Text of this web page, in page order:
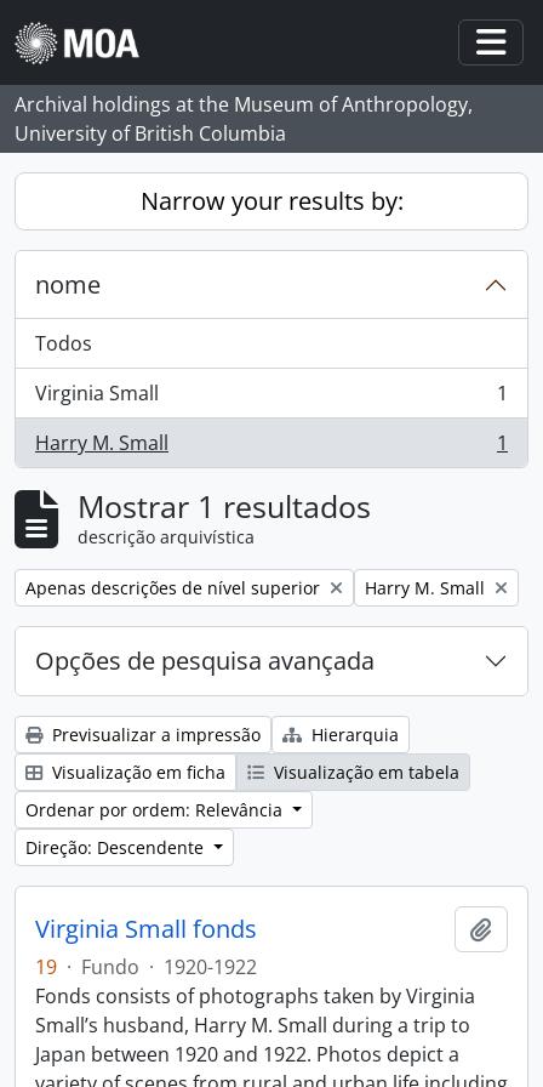
Skip to main content
Archival holdings at the Museum of Anthropology,
University of British Columbia
Narrow your results by:
nome
Todos
Virginia Small
, 1 resultados
1
Harry M. Small
, 1 resultados 1
Mostrar 1 resultados
descrição arquivística
Remove filter:
Apenas descrições de nível superior Remove filter:
Harry M. Small
Opções de pesquisa avançada
Previsualizar a impressão
Hierarquia
Visualização em ficha
Visualização em tabela
Ordenar por ordem: Relevância
Direção: Descendente
Virginia Small fonds
19 · Fundo · 1920-1922
Fonds consists of photographs taken by Virginia
Small’s husband, Harry M. Small during a trip to
Japan between 1920 and 1922. Photos depict a